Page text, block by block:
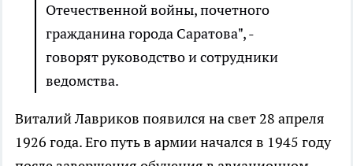
Отечественной войны, почетного
гражданина города Саратова", -
говорят руководство и сотрудники
ведомства.
Виталий Лавриков появился на свет 28 апреля
1926 года. Его путь в армии начался в 1945 году